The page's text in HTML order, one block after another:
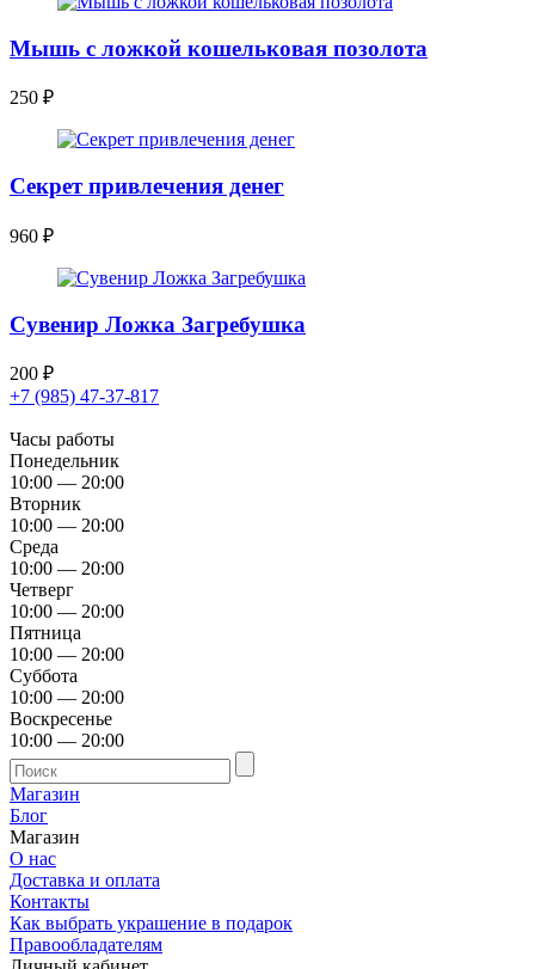
Мышь с ложкой кошельковая позолота
250 ₽
Секрет привлечения денег
960 ₽
Сувенир Ложка Загребушка
200 ₽
+7 (985) 47-37-817
Часы работы
Понедельник
10:00 — 20:00
Вторник
10:00 — 20:00
Среда
10:00 — 20:00
Четверг
10:00 — 20:00
Пятница
10:00 — 20:00
Суббота
10:00 — 20:00
Воскресенье
10:00 — 20:00
Магазин
Блог
Магазин
О нас
Доставка и оплата
Контакты
Как выбрать украшение в подарок
Правообладателям